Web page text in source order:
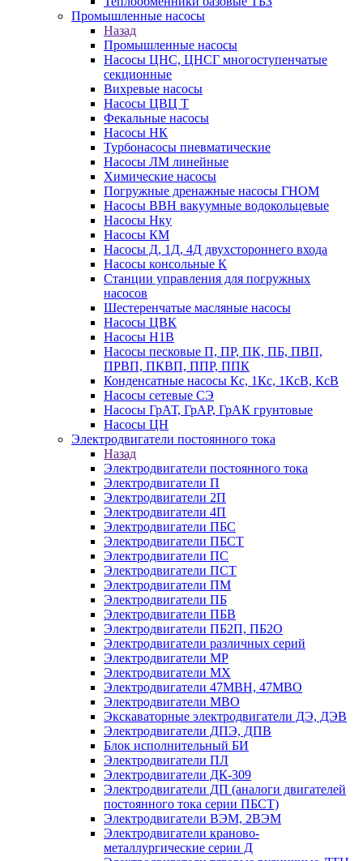
Промышленные насосы
Назад
Промышленные насосы
Насосы ЦНС, ЦНСГ многоступенчатые
секционные
Вихревые насосы
Насосы ЦВЦ Т
Фекальные насосы
Насосы НК
Турбонасосы пневматические
Насосы ЛМ линейные
Химические насосы
Погружные дренажные насосы ГНОМ
Насосы ВВН вакуумные водокольцевые
Насосы Нку
Насосы КМ
Насосы Д, 1Д, 4Д двухстороннего входа
Насосы консольные К
Станции управления для погружных
насосов
Шестеренчатые масляные насосы
Насосы ЦВК
Насосы Н1В
Насосы песковые П, ПР, ПК, ПБ, ПВП,
ПРВП, ПКВП, ППР, ППК
Конденсатные насосы Кс, 1Кс, 1КсВ, КсВ
Насосы сетевые СЭ
Насосы ГрАТ, ГрАР, ГрАК грунтовые
Насосы ЦН
Электродвигатели постоянного тока
Назад
Электродвигатели постоянного тока
Электродвигатели П
Электродвигатели 2П
Электродвигатели 4П
Электродвигатели ПБС
Электродвигатели ПБСТ
Электродвигатели ПС
Электродвигатели ПСТ
Электродвигатели ПМ
Электродвигатели ПБ
Электродвигатели ПБВ
Электродвигатели ПБ2П, ПБ2О
Электродвигатели различных серий
Электродвигатели МР
Электродвигатели MX
Электродвигатели 47MBH, 47МВО
Электродвигатели MBO
Экскаваторные электродвигатели ДЭ, ДЭВ
Электродвигатели ДПЭ, ДПВ
Блок исполнительный БИ
Электродвигатели ПЛ
Электродвигатели ДК-309
Электродвигатели ДП (аналоги двигателей
постоянного тока серии ПБСТ)
Электродвигатели ВЭМ, 2ВЭМ
Электродвигатели краново-
металлургические серии Д